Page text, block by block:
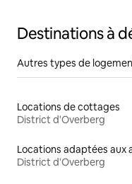
Destinations à
Autres types de
Locations de cottages
District d'Overberg
District d'Overberg